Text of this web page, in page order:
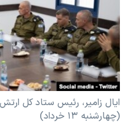
فرهنگ و زندگی
حقوق شهروندی
اقتصادی
علم و فناوری
گالری عکس
مستندها
انتخابات ریاست جمهوری آمریکا
حمله جمهوری اسلامی به
رمز مهسا
اعتراضات زن، زندگی، آزادی
دنبال کنید
زبانهای مختلف
ایال زامیر، رئیس ستاد کل ارتش
(چهارشنبه ۱۳ خرداد)